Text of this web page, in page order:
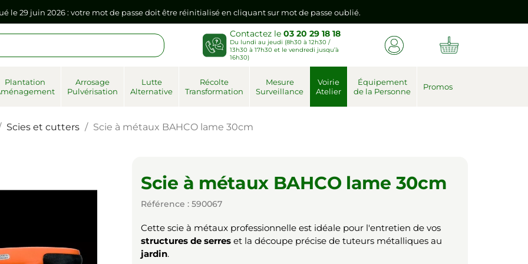
le 29 juin 2026 : votre mot de passe doit être réinitialisé en cliquant sur mot de passe oublié.
dans votre navigateur internet, il doit être réenregistré à la première connexion vers votre nouvel espace client.
le 29 juin 2026 : votre mot de passe doit être réinitialisé en cliquant sur mot de passe oublié.
Contactez le03 20 29 18 18
Du lundi au jeudi (8h30 à 12h30 /
13h30 à 17h30 et le vendredi jusqu’à
16h30)
Plantation
Arrosage
Pulvérisation
Lutte
Alternative
Récolte
Transformation
Mesure
Surveillance
Voirie
Atelier
Équipement
de la Personne
Promos
Scies et cutters Scie à métaux BAHCO lame 30cm
Scie à métaux BAHCO lame 30cm
Référence : 590067
Cette scie à métaux professionnelle est idéale pour l'entretien de vos
structures de serres et la découpe précise de tuteurs métalliques au
jardin.